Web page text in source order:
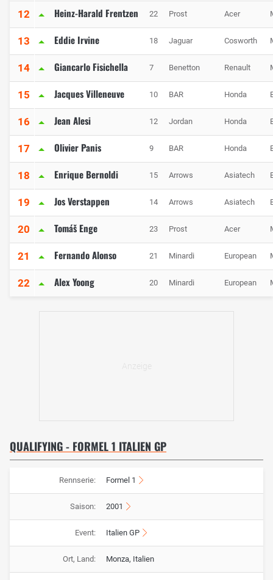
12 Heinz-Harald Frentzen 22 Prost Acer
13 Eddie Irvine 18 Jaguar Cosworth
14 Giancarlo Fisichella 7 Benetton Renault
15 Jacques Villeneuve 10 BAR Honda
16 Jean Alesi 12 Jordan Honda
17 Olivier Panis 9 BAR Honda
18 Enrique Bernoldi 15 Arrows Asiatech
19 Jos Verstappen 14 Arrows Asiatech
20 Tomáš Enge 23 Prost Acer
21 Fernando Alonso 21 Minardi European
22 Alex Yoong 20 Minardi European
QUALIFYING - FORMEL 1 ITALIEN GP
Rennserie: Formel 1
Saison: 2001
Event: Italien GP
Ort, Land: Monza, Italien